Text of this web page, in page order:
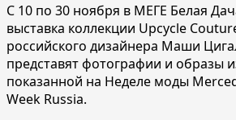
С 10 по 30 ноября в МЕГЕ Белая
выставка коллекции Upcycle
российского дизайнера Маши
представят фотографии и образы
показанной на Неделе моды
Week Russia.